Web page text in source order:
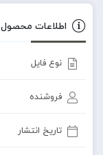
اطلاعات محصول
نوع فایل
فروشنده
تاریخ انتشار